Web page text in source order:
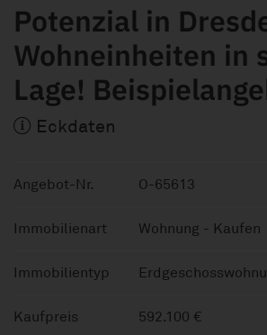
Potenzial in
Wohneinheiten in
Lage!
Eckdaten
Angebot-Nr. O-65613
Immobilienart Wohnung - Kaufen
Immobilientyp
Kaufpreis 592.100 €